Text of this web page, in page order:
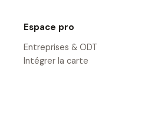
Espace pro
Entreprises & ODT
Intégrer la carte